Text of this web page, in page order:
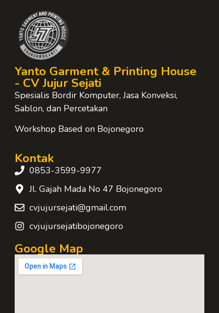
Yanto Garment & Printing House
- CV Jujur Sejati
Spesialis Bordir Komputer, Jasa Konveksi,
Sablon, dan Percetakan
Workshop Based on Bojonegoro
Kontak
0853-3599-9977
Jl. Gajah Mada No 47 Bojonegoro
cvjujursejati@gmail.com
cvjujursejatibojonegoro
Google Map